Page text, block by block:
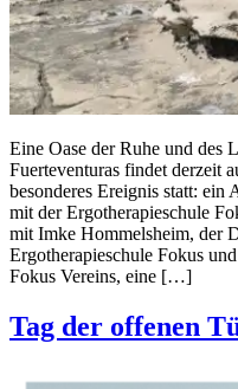
Eine Oase der Ruhe und des
Fuerteventuras findet derzeit
besonderes Ereignis statt: ein
mit der Ergotherapieschule
mit Imke Hommelsheim, der
Ergotherapieschule Fokus
Fokus Vereins, eine […]
Tag der offenen